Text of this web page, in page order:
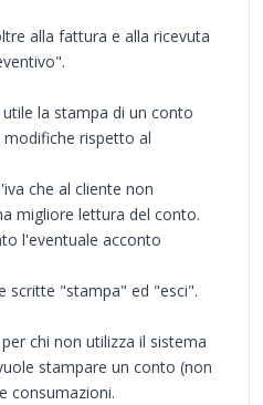
alla fattura e alla ricevuta
la stampa di un conto
rispetto al
che al cliente non
migliore lettura del conto.
l'eventuale acconto
scritte "stampa" ed "esci".
chi non utilizza il sistema
stampare un conto (non
consumazioni.